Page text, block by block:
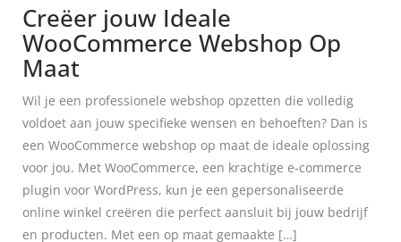
Creëer jouw Ideale
WooCommerce Webshop Op
Maat
Wil je een professionele webshop opzetten die volledig
voldoet aan jouw specifieke wensen en behoeften? Dan is
een WooCommerce webshop op maat de ideale oplossing
voor jou. Met WooCommerce, een krachtige e-commerce
plugin voor WordPress, kun je een gepersonaliseerde
online winkel creëren die perfect aansluit bij jouw bedrijf
en producten. Met een op maat gemaakte […]